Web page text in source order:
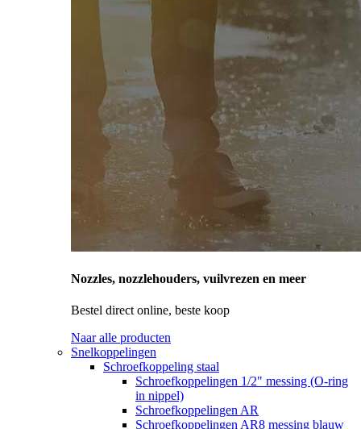
Nozzles, nozzlehouders, vuilvrezen en meer
Bestel direct online, beste koop
Naar alle producten
Snelkoppelingen
Schroefkoppeling staal
Schroefkoppelingen 1/2" messing (O-ring
in nippel)
Schroefkoppelingen AR
Schroefkoppelingen AR8 messing blauw